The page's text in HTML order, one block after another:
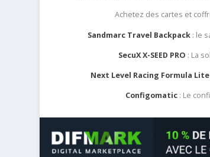
Achetez des cartes et
Sandmarc Travel Backpack: le
SecuX X-SEED PRO : La
Next Level Racing Formula
Configomatic : Le